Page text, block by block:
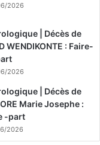
2026
| Décès de
WENDIKONTE : Faire-
2026
| Décès de
Marie Josephe :
-part
2026